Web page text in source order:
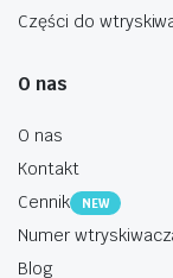
Części do
O nas
O nas
Kontakt
Cennik
NEW
Numer
Blog